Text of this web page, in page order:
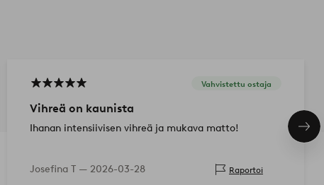
Vahvistettu ostaja
Vihreä on kaunista
Ihanan intensiivisen vihreä ja mukava matto!
Josefina T — 2026-03-28 Raportoi